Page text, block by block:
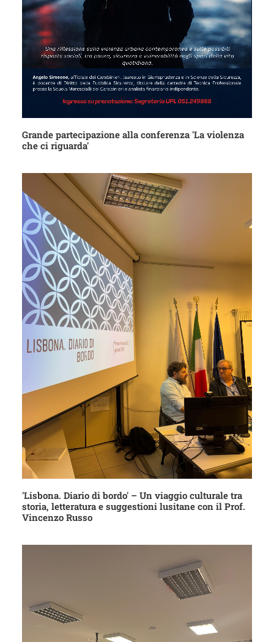
Grande partecipazione alla conferenza 'La violenza
che ci riguarda'
'Lisbona. Diario di bordo' – Un viaggio culturale tra
storia, letteratura e suggestioni lusitane con il Prof.
Vincenzo Russo